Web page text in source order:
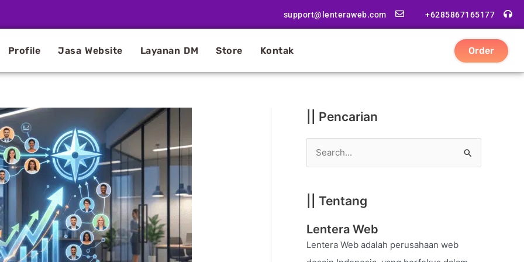
support@lenteraweb.com +6285867165177
Profile Jasa Website Layanan DM Store Kontak Order
|| Pencarian
r
c
h
|| Tentang
Lentera Web
Lentera Web adalah perusahaan web
|
t
g
i